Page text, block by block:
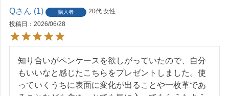
Q 1 購入者 20代 女性
投稿日
2026/06/28
知り合いがペンケースを欲しがっていたので、自分
もいいなと感じたこちらをプレゼントしました。使
っていくうちに表面に変化が出ることや一枚革であ